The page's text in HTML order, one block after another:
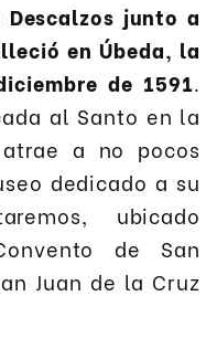
junto a
en Úbeda, la
de 1591.
al Santo en la
a no pocos
dedicado a su
ubicado
de San
Juan de la Cruz